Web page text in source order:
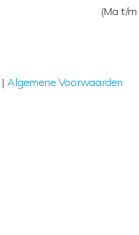
(Ma t/
| Algemene Voorwaarden